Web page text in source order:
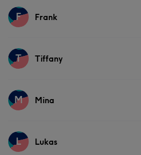
F Frank
Services
Was unsere Kunden über Frank
Sympathisch
T Tiffany
Services
Haarentfernung
M Mina
Services
L Lukas